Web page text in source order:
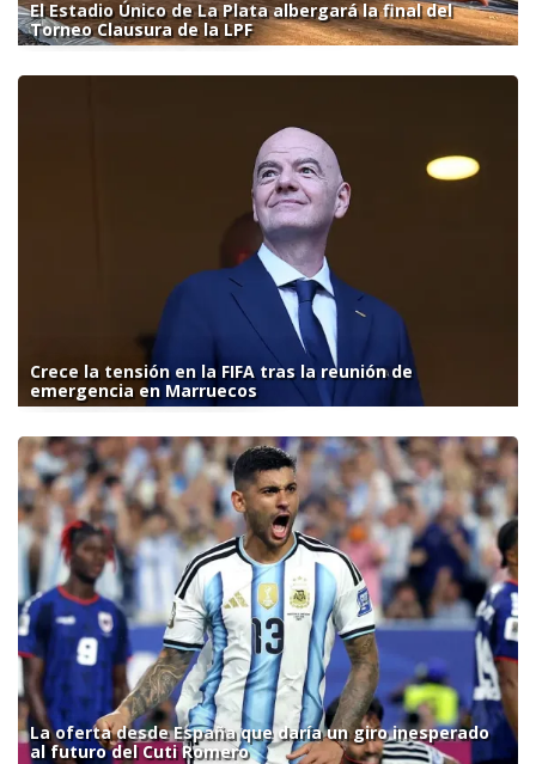
El Estadio Único de La Plata albergará la final del
Torneo Clausura de la LPF
Crece la tensión en la FIFA tras la reunión de
emergencia en Marruecos
La oferta desde España que daría un giro inesperado
al futuro del Cuti Romero